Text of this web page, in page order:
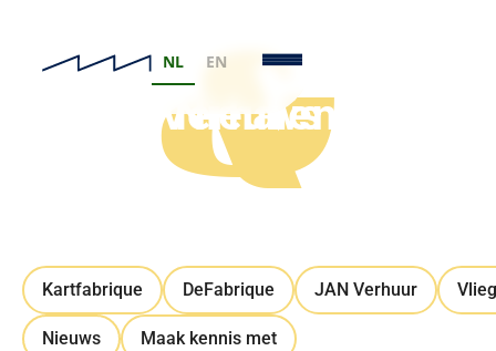
NL EN
Nieuws
&
Verhalen
Kartfabrique DeFabrique JAN Verhuur
Nieuws Maak kennis met